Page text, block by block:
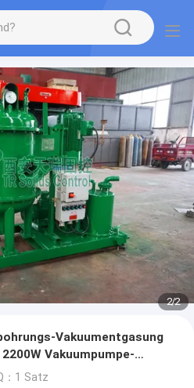
2/2
Vakuumentgasung
Vakuumpumpe-
：1 Satz